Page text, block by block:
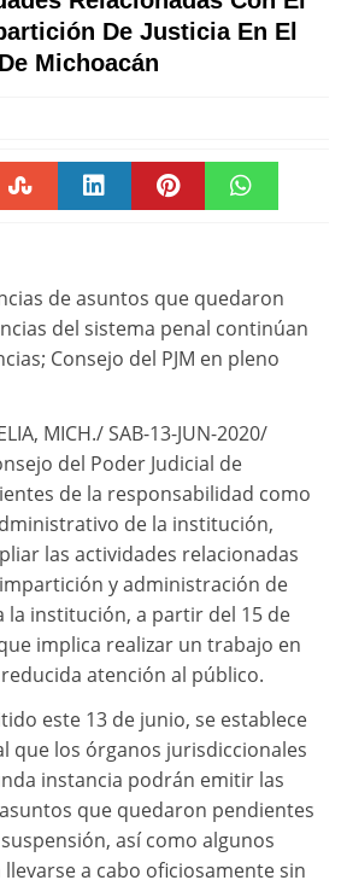
De Justicia En El
Michoacán
pt
de asuntos que quedaron
del sistema penal continúan
Consejo del PJM en pleno
MICH./ SAB-13-JUN-2020/
del Poder Judicial de
de la responsabilidad como
de la institución,
las actividades relacionadas
y administración de
la institución, a partir del 15 de
implica realizar un trabajo en
atención al público.
este 13 de junio, se establece
que los órganos jurisdiccionales
instancia podrán emitir las
que quedaron pendientes
así como algunos
a cabo oficiosamente sin